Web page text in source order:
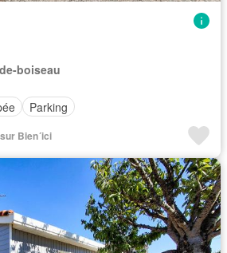
boiseau
Parking
Bien´ici